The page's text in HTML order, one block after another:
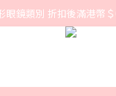
眼鏡類別 折扣後滿港幣